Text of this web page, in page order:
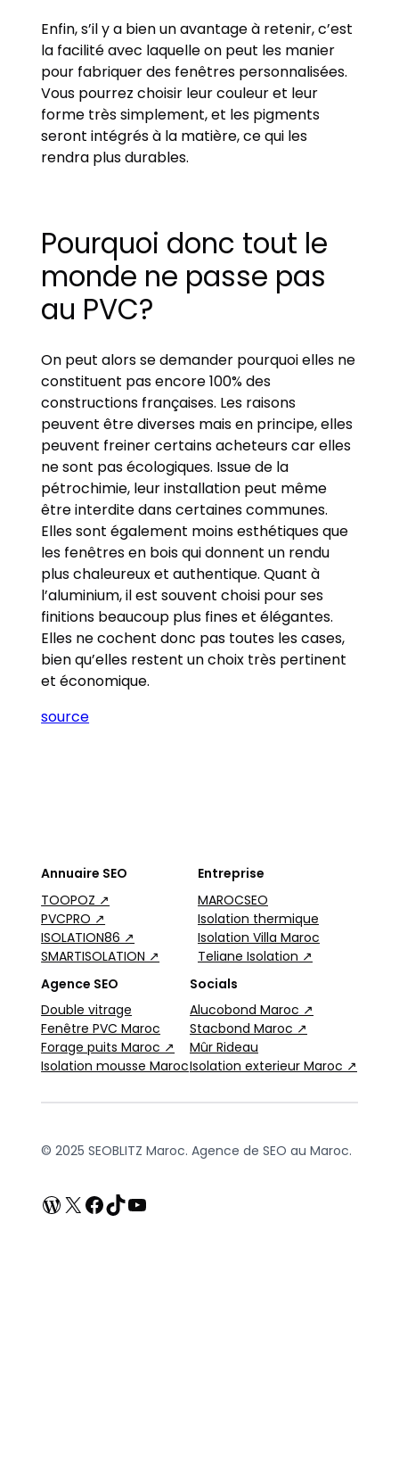
Enfin, s’il y a bien un avantage à retenir, c’est
la facilité avec laquelle on peut les manier
pour fabriquer des fenêtres personnalisées.
Vous pourrez choisir leur couleur et leur
forme très simplement, et les pigments
seront intégrés à la matière, ce qui les
rendra plus durables.
Pourquoi donc tout le
monde ne passe pas
au PVC?
On peut alors se demander pourquoi elles ne
constituent pas encore 100% des
constructions françaises. Les raisons
peuvent être diverses mais en principe, elles
peuvent freiner certains acheteurs car elles
ne sont pas écologiques. Issue de la
pétrochimie, leur installation peut même
être interdite dans certaines communes.
Elles sont également moins esthétiques que
les fenêtres en bois qui donnent un rendu
plus chaleureux et authentique. Quant à
l’aluminium, il est souvent choisi pour ses
finitions beaucoup plus fines et élégantes.
Elles ne cochent donc pas toutes les cases,
bien qu’elles restent un choix très pertinent
et économique.
source
Annuaire SEO
TOOPOZ ↗
PVCPRO ↗
ISOLATION86 ↗
SMARTISOLATION ↗
Entreprise
MAROCSEO
Isolation thermique
Isolation Villa Maroc
Teliane Isolation ↗
Agence SEO
Double vitrage
Fenêtre PVC Maroc
Forage puits Maroc ↗
Isolation mousse Maroc
Socials
Alucobond Maroc ↗
Stacbond Maroc ↗
Mûr Rideau
Isolation exterieur Maroc ↗
© 2025 SEOBLITZ Maroc. Agence de SEO au Maroc.
WordPress
X Facebook
TikTokYouTube